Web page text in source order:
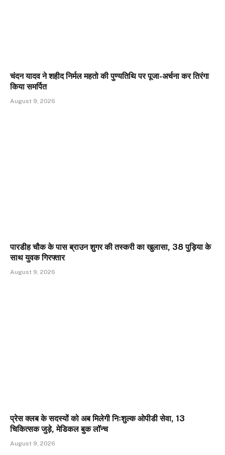
चंदन यादव ने शहीद निर्मल महतो की पुण्यतिथि पर पूजा-अर्चना कर तिरंगा
किया समर्पित
August 9, 2026
पारडीह चौक के पास ब्राउन शुगर की तस्करी का खुलासा, 38 पुड़िया के
साथ युवक गिरफ्तार
August 9, 2026
प्रेस क्लब के सदस्यों को अब मिलेगी निःशुल्क ओपीडी सेवा, 13
चिकित्सक जुड़े, मेडिकल बुक लॉन्च
August 9, 2026